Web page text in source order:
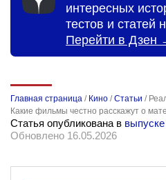
интересных
тестов и статей
Перейти в Дзен
Главная страница / Кино /Статьи /
Какие фильмы честно расскажут о
Статья опубликована в
Обновлено 16.05.2026